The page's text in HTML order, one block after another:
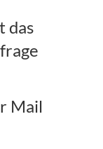
das
Mail